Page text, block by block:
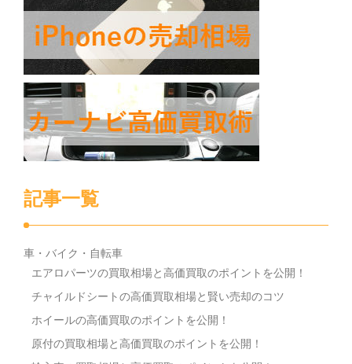
記事一覧
車・バイク・自転車
エアロパーツの買取相場と高価買取のポイントを公開！
チャイルドシートの高価買取相場と賢い売却のコツ
ホイールの高価買取のポイントを公開！
原付の買取相場と高価買取のポイントを公開！